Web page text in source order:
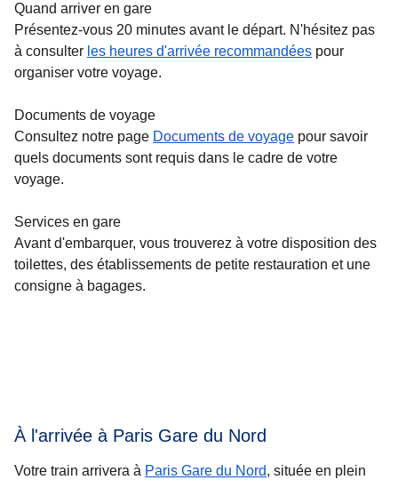
Quand arriver en gare
Présentez-vous 20 minutes avant le départ. N'hésitez pas
à consulter les heures d'arrivée recommandées pour
organiser votre voyage.
Documents de voyage
Consultez notre page Documents de voyage pour savoir
quels documents sont requis dans le cadre de votre
voyage.
Services en gare
Avant d'embarquer, vous trouverez à votre disposition des
toilettes, des établissements de petite restauration et une
consigne à bagages.
À l'arrivée à Paris Gare du Nord
Votre train arrivera à Paris Gare du Nord, située en plein